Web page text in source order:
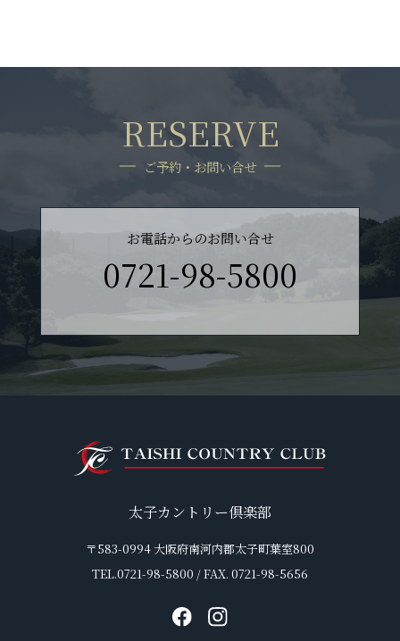
RESERVE
ご予約・お問い合せ
お電話からのお問い合せ
0721-98-5800
太子カントリー倶楽部
〒583-0994 大阪府南河内郡太子町葉室800
TEL.0721-98-5800 / FAX. 0721-98-5656